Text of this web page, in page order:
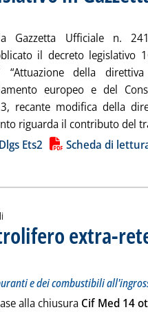
Gazzetta Ufficiale n.
il decreto legislativo
“Attuazione della
europeo e del
recante modifica della
riguarda il contributo del
Dlgs Ets2 Scheda di
extra-
sui prezzi Siva dei carburanti e dei
15 ottobre 2024 alle 9.25.
e dei combustibili
alla chiusura Cif Med 14